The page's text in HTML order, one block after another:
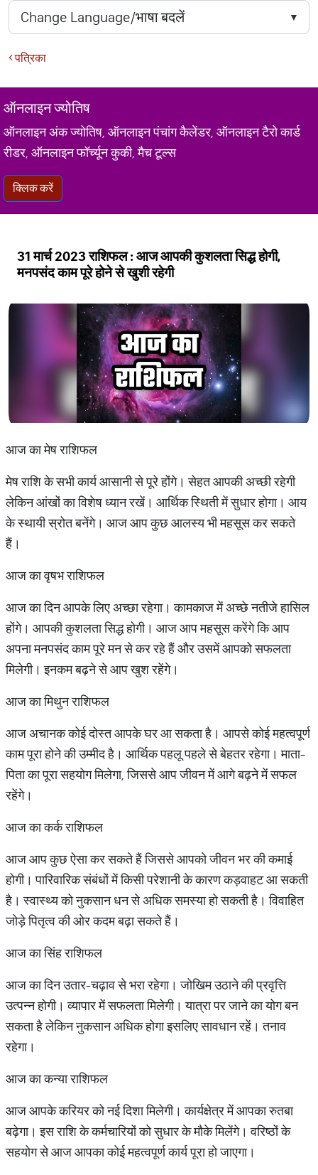
पत्रिका
ऑनलाइन ज्योतिष
ऑनलाइन अंक ज्योतिष, ऑनलाइन पंचांग कैलेंडर, ऑनलाइन टैरो कार्ड
रीडर, ऑनलाइन फॉर्च्यून कुकी, मैच टूल्स
क्लिक करें
31 मार्च 2023 राशिफल : आज आपकी कुशलता सिद्ध होगी,
मनपसंद काम पूरे होने से खुशी रहेगी
आज का मेष राशिफल
मेष राशि के सभी कार्य आसानी से पूरे होंगे। सेहत आपकी अच्छी रहेगी
लेकिन आंखों का विशेष ध्यान रखें। आर्थिक स्थिती में सुधार होगा। आय
के स्थायी स्रोत बनेंगे। आज आप कुछ आलस्य भी महसूस कर सकते
हैं।
आज का वृषभ राशिफल
आज का दिन आपके लिए अच्छा रहेगा। कामकाज में अच्छे नतीजे हासिल
होंगे। आपकी कुशलता सिद्ध होगी। आज आप महसूस करेंगे कि आप
अपना मनपसंद काम पूरे मन से कर रहे हैं और उसमें आपको सफलता
मिलेगी। इनकम बढ़ने से आप खुश रहेंगे।
आज का मिथुन राशिफल
आज अचानक कोई दोस्त आपके घर आ सकता है। आपसे कोई महत्वपूर्ण
काम पूरा होने की उम्मीद है। आर्थिक पहलू पहले से बेहतर रहेगा। माता-
पिता का पूरा सहयोग मिलेगा, जिससे आप जीवन में आगे बढ़ने में सफल
रहेंगे।
आज का कर्क राशिफल
आज आप कुछ ऐसा कर सकते हैं जिससे आपको जीवन भर की कमाई
होगी। पारिवारिक संबंधों में किसी परेशानी के कारण कड़वाहट आ सकती
है। स्वास्थ्य को नुकसान धन से अधिक समस्या हो सकती है। विवाहित
जोड़े पितृत्व की ओर कदम बढ़ा सकते हैं।
आज का सिंह राशिफल
आज का दिन उतार-चढ़ाव से भरा रहेगा। जोखिम उठाने की प्रवृत्ति
उत्पन्न होगी। व्यापार में सफलता मिलेगी। यात्रा पर जाने का योग बन
सकता है लेकिन नुकसान अधिक होगा इसलिए सावधान रहें। तनाव
रहेगा।
आज का कन्या राशिफल
आज आपके करियर को नई दिशा मिलेगी। कार्यक्षेत्र में आपका रुतबा
बढ़ेगा। इस राशि के कर्मचारियों को सुधार के मौके मिलेंगे। वरिष्ठों के
सहयोग से आज आपका कोई महत्वपूर्ण कार्य पूरा हो जाएगा।